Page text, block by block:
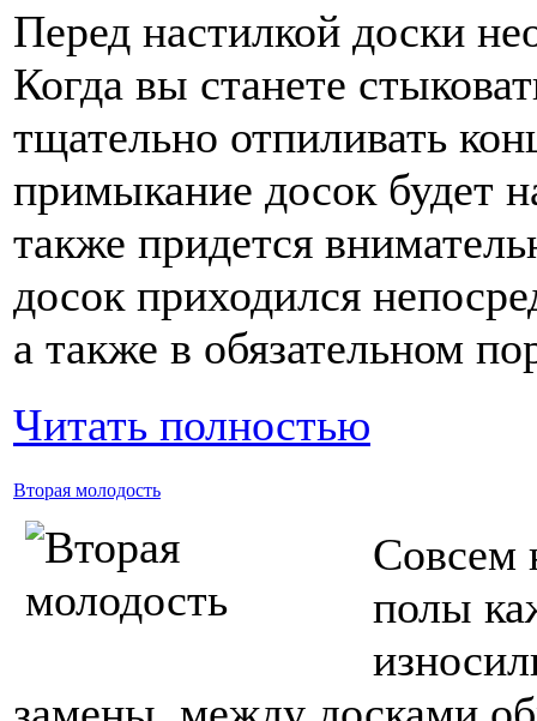
Перед настилкой доски
Когда вы станете
тщательно отпиливать
примыкание досок будет
также придется
досок приходился
а также в обязательном
Читать полностью
Вторая молодость
Совсем
полы